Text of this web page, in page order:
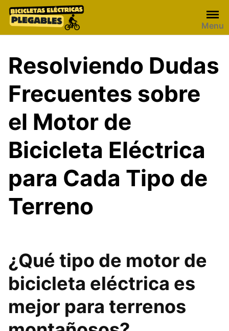
Skip
Menu
Resolviendo Dudas
Frecuentes sobre
el Motor de
Bicicleta Eléctrica
para Cada Tipo de
Terreno
¿Qué tipo de motor de
bicicleta eléctrica es
mejor para terrenos